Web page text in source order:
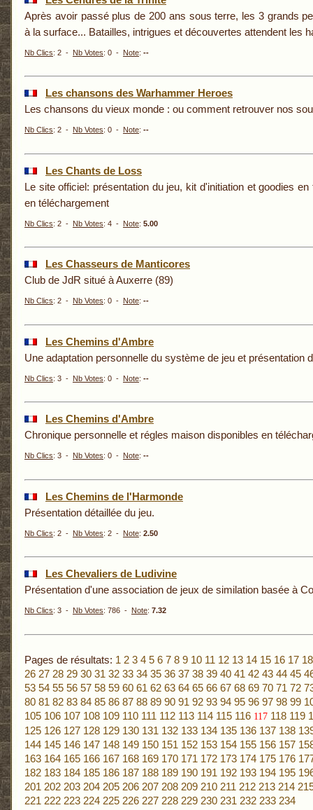
Après avoir passé plus de 200 ans sous terre, les 3 grands
à la surface... Batailles, intrigues et découvertes attendent les
Nb Clics: 2 - Nb Votes: 0 - Note: --
Les chansons des Warhammer Heroes
Les chansons du vieux monde : ou comment retrouver nos
Nb Clics: 2 - Nb Votes: 0 - Note: --
Les Chants de Loss
Le site officiel: présentation du jeu, kit d'initiation et goodies
en téléchargement
Nb Clics: 2 - Nb Votes: 4 - Note: 5.00
Les Chasseurs de Manticores
Club de JdR situé à Auxerre (89)
Nb Clics: 2 - Nb Votes: 0 - Note: --
Les Chemins d'Ambre
Une adaptation personnelle du système de jeu et présentation
Nb Clics: 3 - Nb Votes: 0 - Note: --
Les Chemins d'Ambre
Chronique personnelle et régles maison disponibles en
Nb Clics: 3 - Nb Votes: 0 - Note: --
Les Chemins de l'Harmonde
Présentation détaillée du jeu.
Nb Clics: 2 - Nb Votes: 2 - Note: 2.50
Les Chevaliers de Ludivine
Présentation d'une association de jeux de similation basée à
Nb Clics: 3 - Nb Votes: 786 - Note: 7.32
Pages de résultats: 1 2 3 4 5 6 7 8 9 10 11 12 13 14 15 16 17 18
26 27 28 29 30 31 32 33 34 35 36 37 38 39 40 41 42 43 44 45
53 54 55 56 57 58 59 60 61 62 63 64 65 66 67 68 69 70 71 72
80 81 82 83 84 85 86 87 88 89 90 91 92 93 94 95 96 97 98 99
105 106 107 108 109 110 111 112 113 114 115 116 117 118 119
125 126 127 128 129 130 131 132 133 134 135 136 137 138
144 145 146 147 148 149 150 151 152 153 154 155 156 157
163 164 165 166 167 168 169 170 171 172 173 174 175 176
182 183 184 185 186 187 188 189 190 191 192 193 194 195
201 202 203 204 205 206 207 208 209 210 211 212 213 214
221 222 223 224 225 226 227 228 229 230 231 232 233 234